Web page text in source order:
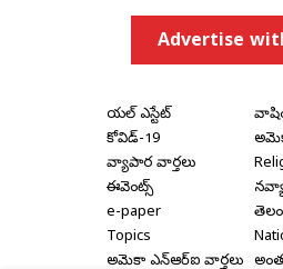
Advertise
రియల్ ఎస్టేట్
కోవిడ్-19
వ్యాపార వార్తలు
ఈవెంట్స్
e-paper
Topics
అమెరికా ఎన్‌ఆర్‌ఐ వార్తలు